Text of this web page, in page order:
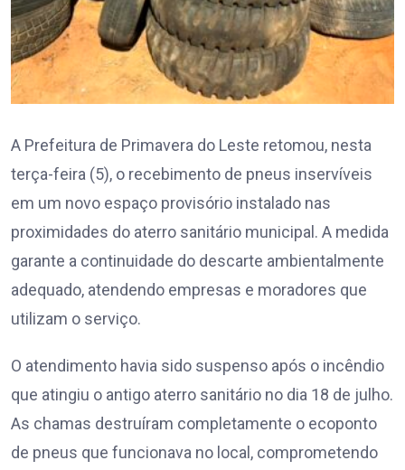
A Prefeitura de Primavera do Leste retomou, nesta
terça-feira (5), o recebimento de pneus inservíveis
em um novo espaço provisório instalado nas
proximidades do aterro sanitário municipal. A medida
garante a continuidade do descarte ambientalmente
adequado, atendendo empresas e moradores que
utilizam o serviço.
O atendimento havia sido suspenso após o incêndio
que atingiu o antigo aterro sanitário no dia 18 de julho.
As chamas destruíram completamente o ecoponto
de pneus que funcionava no local, comprometendo